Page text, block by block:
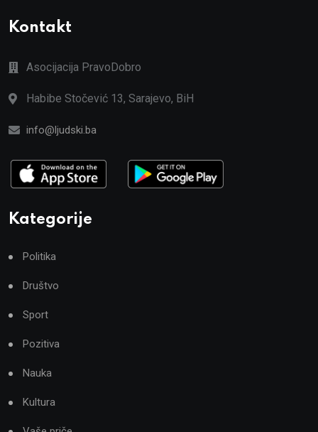
Kontakt
Asocijacija PravoDobro
Habibe Stočević 13, Sarajevo, BiH
info@ljudski.ba
Kategorije
Politika
Društvo
Sport
Pozitiva
Nauka
Kultura